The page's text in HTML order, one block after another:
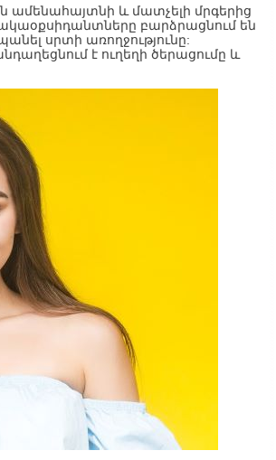
ամենահայտնի և մատչելի մրգերից
բարձրացնում են
սրտի առողջությունը:
է ուղեղի ծերացումը և